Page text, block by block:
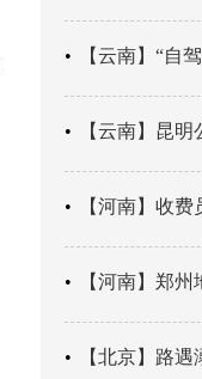
【云南】“自驾云
【云南】昆明公
【河南】收费员变身“文
【河南】郑州地铁站
【北京】路遇溺